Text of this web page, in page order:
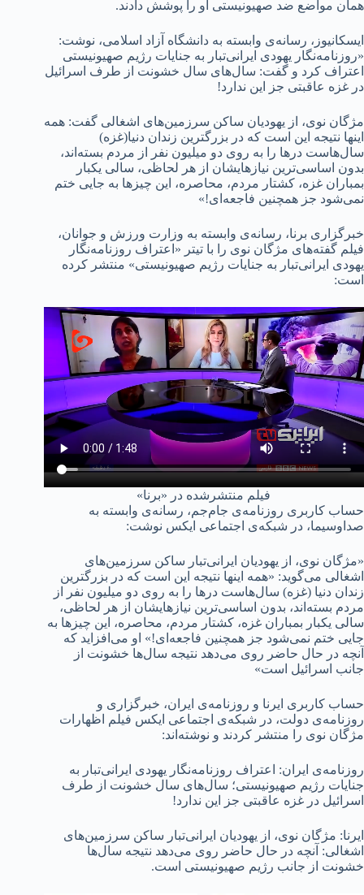
همان مواضع ضد صهیونیستی او را پوشش دادند.
ایسکانیوز، رسانه‌ی وابسته به دانشگاه آزاد اسلامی، نوشت:
«روزنامه‌نگار یهودی ایرانی‌تبار به جنایات رژیم صهیونیستی
اعتراف کرد و گفت: سال‌های سال خشونت از طرف اسرائیل
در غزه عاقبتی جز این ندارد!
مژگان نوی، از یهودیان ساکن سرزمین‌های اشغالی گفت: همه
اینها نتیجه این است که در بزرگترین زندان دنیا(غزه)
سال‌هاست درها را به روی دو میلیون‌ نفر از مردم بسته‌اند،
بدون اساسی‌ترین نیازهایشان از هر لحاظی، سالی یکبار
بمباران غزه، کشتار مردم، محاصره، این چیزها به جایی ختم
نمی‌شود جز همچنین فاجعه‌ای!»
خبرگزاری برنا، رسانه‌ی وابسته به وزارت ورزش و جوانان،
فیلم گفته‌های مژگان نوی را با تیتر «اعتراف روزنامه‌نگار
یهودی ایرانی‌تبار به جنایات رژیم صهیونیستی» منتشر کرده
است:
فیلم منتشرشده در «برنا»
حساب کاربری روزنامه‌ی جام‌جم، رسانه‌ی وابسته به
صداوسیما، در شبکه‌ی اجتماعی ایکس نوشت:
«مژگان نوی، از یهودیان ایرانی‌تبار ساکن سرزمین‌های
اشغالی می‌گوید: «همه اینها نتیجه این است که در بزرگترین
زندان دنیا (غزه) سال‌هاست درها را به روی دو میلیون‌ نفر از
مردم بسته‌اند، بدون اساسی‌ترین نیازهایشان از هر لحاظی،
سالی یکبار بمباران غزه، کشتار مردم، محاصره، این چیزها به
جایی ختم نمی‌شود جز همچنین فاجعه‌ای!» او می‌افزاید که
آنچه در حال حاضر روی می‌دهد نتیجه سال‌ها خشونت از
جانب اسرائیل است»
حساب کاربری ایرنا و روزنامه‌ی ایران، خبرگزاری و
روزنامه‌ی دولت، در شبکه‌ی اجتماعی ایکس فیلم اظهارات
مژگان نوی را منتشر کردند و نوشته‌اند:
روزنامه‌ی ایران: اعتراف روزنامه‌نگار یهودی ایرانی‌تبار به
جنایات رژیم صهیونیستی؛ سال‌‌های سال خشونت از طرف
اسرائیل در غزه عاقبتی جز این ندارد!
ایرنا: مژگان نوی، از یهودیان ایرانی‌تبار ساکن سرزمین‌های
اشغالی: آنچه در حال حاضر روی می‌دهد نتیجه سال‌ها
خشونت از جانب رژیم صهیونیستی است.